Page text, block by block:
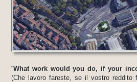
“What work would you do, if your
(Che lavoro fareste, se il vostro reddito